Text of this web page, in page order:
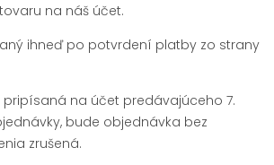
na náš účet.
ihneď po potvrdení platby zo strany
na účet predávajúceho 7.
bude objednávka bez
zrušená.